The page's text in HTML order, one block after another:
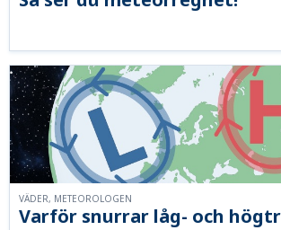
Varför snurrar låg- och
VÄDER, METEOROLOGEN